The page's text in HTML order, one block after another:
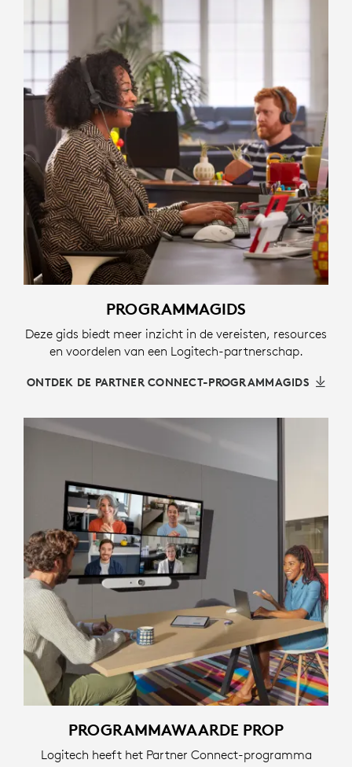
PROGRAMMAGIDS
Deze gids biedt meer inzicht in de vereisten, resources
en voordelen van een Logitech-partnerschap.
ONTDEK DE PARTNER CONNECT-PROGRAMMAGIDS
PROGRAMMAWAARDE PROP
Logitech heeft het Partner Connect-programma